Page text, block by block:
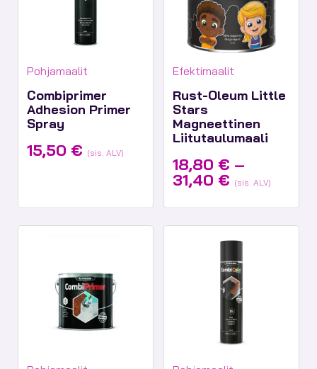
Tuotekategoriat:
Pohjamaalit
Combiprimer
Adhesion Primer
Spray
15,50 € (sis. ALV)
Tuotekategoriat:
Efektimaalit
Rust-Oleum Little
Stars
Magneettinen
Liitutaulumaali
18,80 € –
31,40 €
-
31,40 €
(sis. ALV)